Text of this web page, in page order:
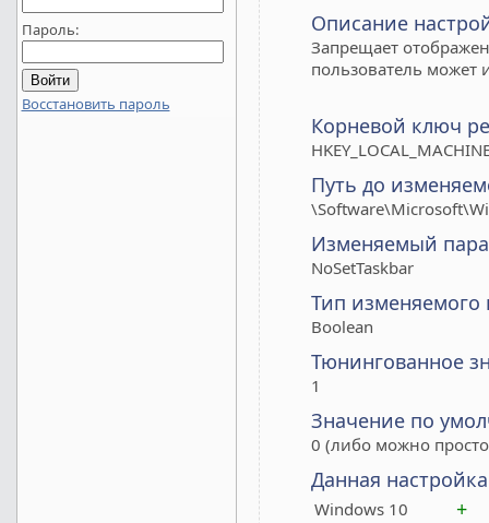
Пароль:
Восстановить пароль
Описание
Запрещает
пользователь может
Корневой ключ
Путь до
Изменяемый
NoSetTaskbar
Тип изменяемого
Boolean
Тюнингованное
1
Значение по
0 (либо можно
Данная
Windows 10 +